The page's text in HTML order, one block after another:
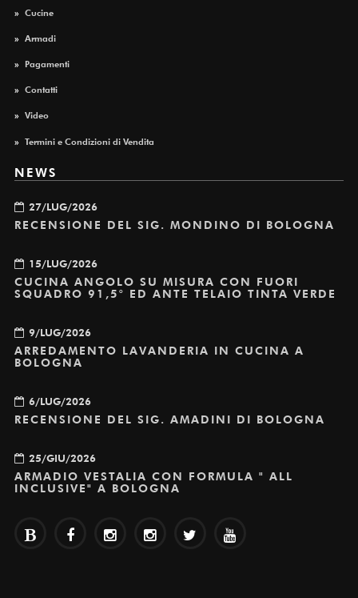
Cucine
Armadi
Pagamenti
» Contatti
» Video
Termini e Condizioni di Vendita
NEWS
27/LUG/2026
RECENSIONE DEL SIG. MONDINO DI BOLOGNA
15/LUG/2026
CUCINA ANGOLO SU MISURA CON FUORI
SQUADRO 91,5° ED ANTE TELAIO TINTA VERDE
9/LUG/2026
ARREDAMENTO LAVANDERIA IN CUCINA A
BOLOGNA
6/LUG/2026
RECENSIONE DEL SIG. AMADINI DI BOLOGNA
25/GIU/2026
ARMADIO VESTALIA CON FORMULA " ALL
INCLUSIVE" A BOLOGNA